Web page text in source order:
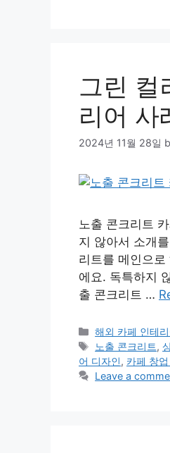
그린 컬
리어 사
2024년 11월 28일
노출 콘크리트
지 않아서 소개
리트를 메인으
에요. 독특하지
출 콘크리트 …
Categories
해외 카페 인테리
Tags
노출 콘크리트,
어 디자인, 카페 창
Leave a